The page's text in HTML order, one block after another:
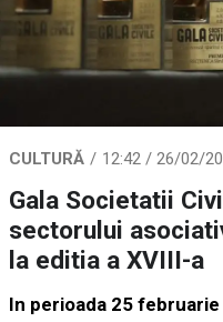
CULTURĂ 12:42 / 26/02/
Gala Societatii
sectorului
la editia a XVIII-a
In perioada 25